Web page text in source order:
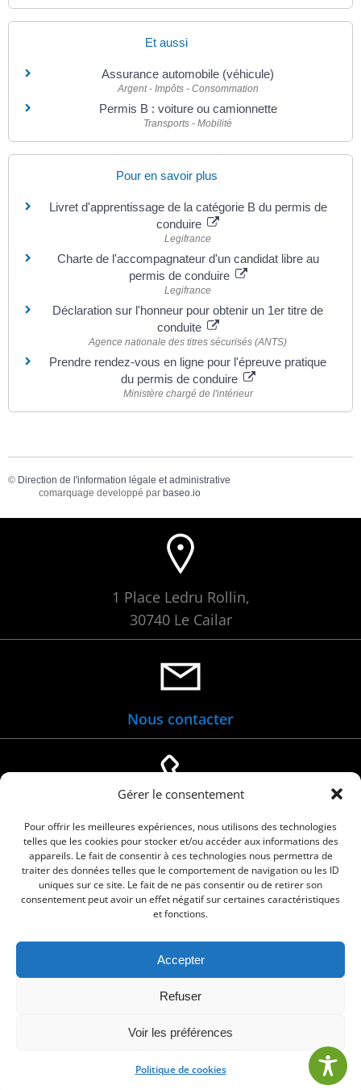
Gérer le consentement
Pour offrir les meilleures expériences, nous utilisons des technologies
telles que les cookies pour stocker et/ou accéder aux informations des
appareils. Le fait de consentir à ces technologies nous permettra de
traiter des données telles que le comportement de navigation ou les ID
uniques sur ce site. Le fait de ne pas consentir ou de retirer son
consentement peut avoir un effet négatif sur certaines caractéristiques
et fonctions.
Accepter
Refuser
Voir les préférences
Politique de cookies
Et aussi
Assurance automobile (véhicule)
Argent - Impôts - Consommation
Permis B : voiture ou camionnette
Transports - Mobilité
Pour en savoir plus
Livret d'apprentissage de la catégorie B du permis de
conduire
Legifrance
Charte de l'accompagnateur d'un candidat libre au
permis de conduire
Legifrance
Déclaration sur l'honneur pour obtenir un 1er titre de
conduite
Agence nationale des titres sécurisés (ANTS)
Prendre rendez-vous en ligne pour l'épreuve pratique
du permis de conduire
Ministère chargé de l'intérieur
© Direction de l'information légale et administrative
comarquage developpé par baseo.io
1 Place Ledru Rollin,
30740 Le Cailar
Nous contacter
04 66 88 01 05
© 2026 Commune de Le Cailar. Service proposé
Mentions légales•Politique de cookies